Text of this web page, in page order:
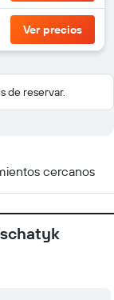
Ver precios
de reservar.
cercanos